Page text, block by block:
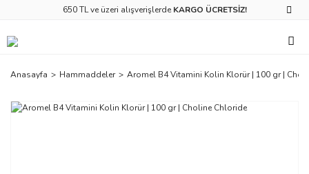
650 TL ve üzeri alışverişlerde KARGO ÜCRETSİZ!
Anasayfa Hammaddeler Aromel B4 Vitamini Kolin Klorür | 100 gr |